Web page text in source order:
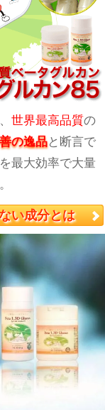
世界最高品質の
の逸品と断言で
最大効率で大量
い成分とは